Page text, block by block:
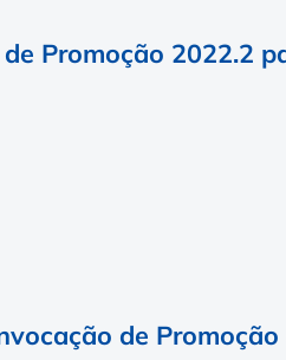
Promoção 2022.2
de